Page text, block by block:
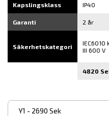
Kapslingsklass IP40
Garanti 2 år
Säkerhetskategori
IEC6010
III 600 V
4820
Y1 - 2690 Sek